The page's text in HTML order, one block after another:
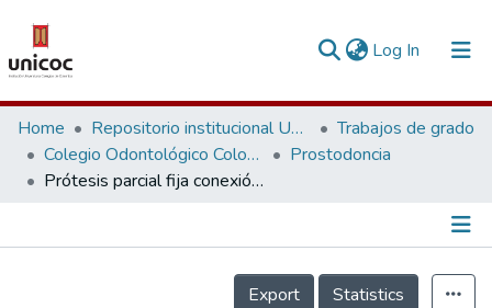
Log In (current)
Communities & Collections
Research Outputs
People
Home Repositorio institucional Unicoc, RI-unicoc
Trabajos de grado
Colegio Odontológico Colombiano
Prostodoncia
Prótesis parcial fija conexión diente- implante, ¿una opción protésica predecible? Revisión Sistemática
Información de la Publicación
Export
Statistics